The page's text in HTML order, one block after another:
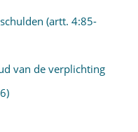
(artt. 4:85-
van de verplichting